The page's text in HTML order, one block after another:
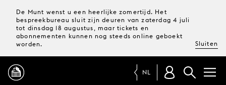
De Munt wenst u een heerlijke zomertijd. Het
bespreekbureau sluit zijn deuren van zaterdag 4 juli
tot dinsdag 18 augustus, maar tickets en
abonnementen kunnen nog steeds online geboekt
worden.
Sluiten
NL